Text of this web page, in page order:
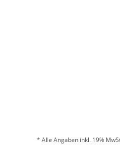
* Alle Angaben inkl. 19%